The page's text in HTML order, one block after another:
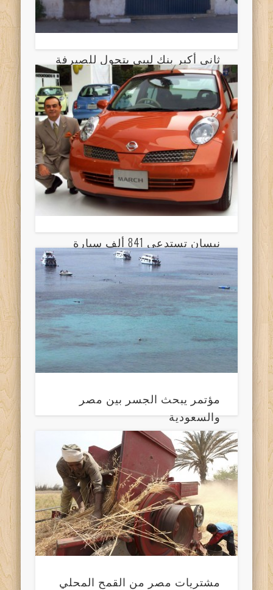
ثاني أكبر بنك ليبي يتحول للصيرفة
الإسلامية
نيسان تستدعي 841 ألف سيارة
بالعالم
مؤتمر يبحث الجسر بين مصر
والسعودية
مشتريات مصر من القمح المحلي